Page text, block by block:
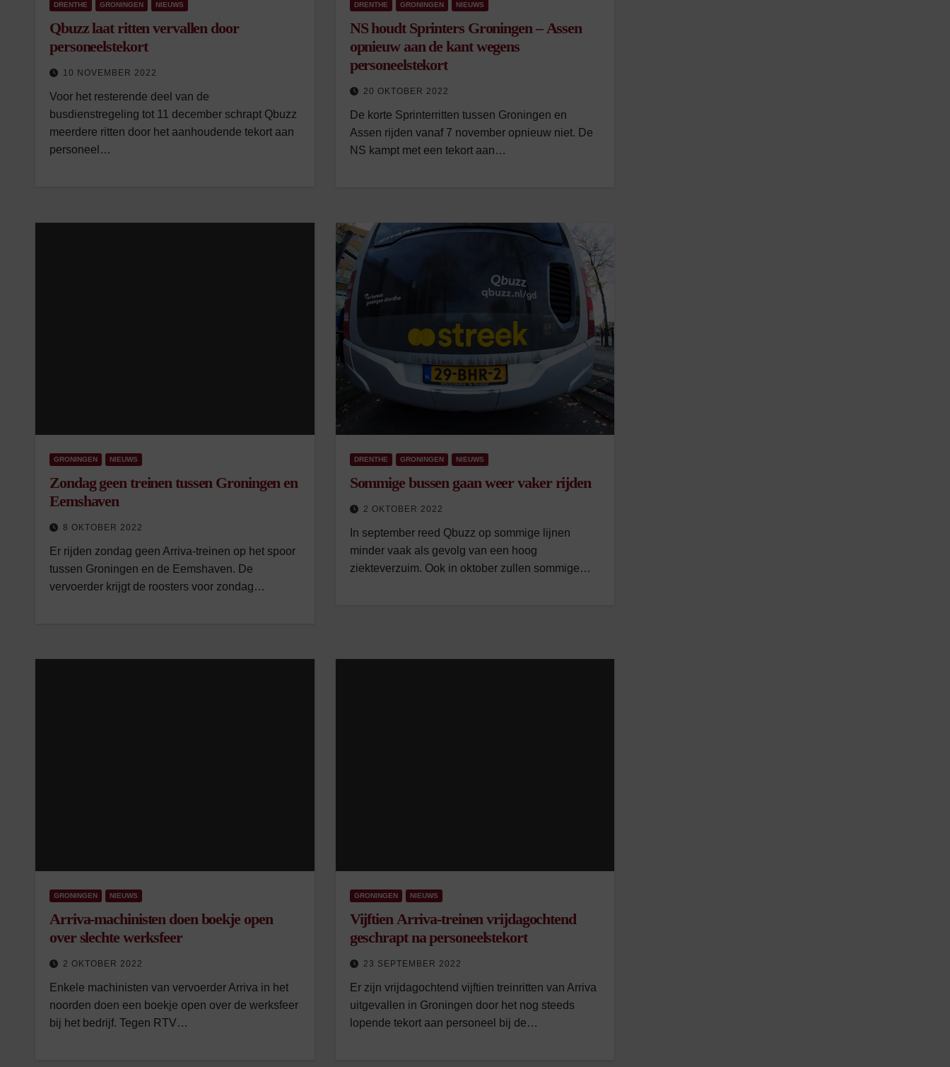
DRENTHE GRONINGEN NIEUWS
Qbuzz laat ritten vervallen door
personeelstekort
10 NOVEMBER 2022
Voor het resterende deel van de
busdienstregeling tot 11 december schrapt Qbuzz
meerdere ritten door het aanhoudende tekort aan
personeel…
DRENTHE GRONINGEN NIEUWS
NS houdt Sprinters Groningen – Assen
opnieuw aan de kant wegens
personeelstekort
20 OKTOBER 2022
De korte Sprinterritten tussen Groningen en
Assen rijden vanaf 7 november opnieuw niet. De
NS kampt met een tekort aan…
GRONINGEN NIEUWS
Zondag geen treinen tussen Groningen en
Eemshaven
8 OKTOBER 2022
Er rijden zondag geen Arriva-treinen op het spoor
tussen Groningen en de Eemshaven. De
vervoerder krijgt de roosters voor zondag…
DRENTHE GRONINGEN NIEUWS
Sommige bussen gaan weer vaker rijden
2 OKTOBER 2022
In september reed Qbuzz op sommige lijnen
minder vaak als gevolg van een hoog
ziekteverzuim. Ook in oktober zullen sommige…
GRONINGEN NIEUWS
Arriva-machinisten doen boekje open
over slechte werksfeer
2 OKTOBER 2022
Enkele machinisten van vervoerder Arriva in het
noorden doen een boekje open over de werksfeer
bij het bedrijf. Tegen RTV…
GRONINGEN NIEUWS
Vijftien Arriva-treinen vrijdagochtend
geschrapt na personeelstekort
23 SEPTEMBER 2022
Er zijn vrijdagochtend vijftien treinritten van Arriva
uitgevallen in Groningen door het nog steeds
lopende tekort aan personeel bij de…